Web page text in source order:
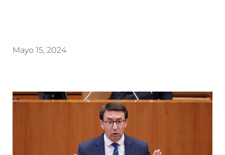
Mayo 15, 2024